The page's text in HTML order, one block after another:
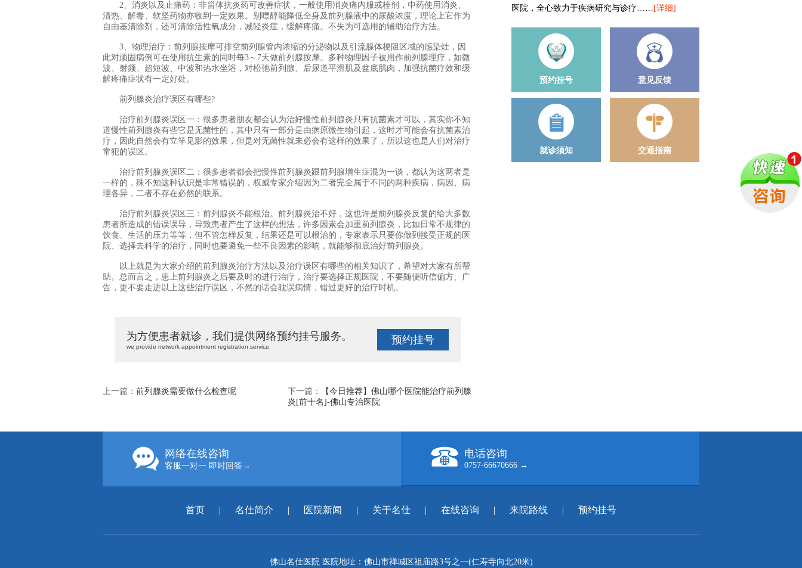
2、消炎以及止痛药：非甾体抗炎药可改善症状，一般使用消炎痛内服或栓剂，中药使用消炎、
清热、解毒、软坚药物亦收到一定效果。别嘌醇能降低全身及前列腺液中的尿酸浓度，理论上它作为
自由基清除剂，还可清除活性氧成分，减轻炎症，缓解疼痛。不失为可选用的辅助治疗方法。
3、物理治疗：前列腺按摩可排空前列腺管内浓缩的分泌物以及引流腺体梗阻区域的感染灶，因
此对顽固病例可在使用抗生素的同时每3～7天做前列腺按摩。多种物理因子被用作前列腺理疗，如微
波、射频、超短波、中波和热水坐浴，对松弛前列腺、后尿道平滑肌及盆底肌肉，加强抗菌疗效和缓
解疼痛症状有一定好处。
前列腺炎治疗误区有哪些?
治疗前列腺炎误区一：很多患者朋友都会认为治好慢性前列腺炎只有抗菌素才可以，其实你不知
道慢性前列腺炎有些它是无菌性的，其中只有一部分是由病原微生物引起，这时才可能会有抗菌素治
疗，因此自然会有立竿见影的效果，但是对无菌性就未必会有这样的效果了，所以这也是人们对治疗
常犯的误区。
治疗前列腺炎误区二：很多患者都会把慢性前列腺炎跟前列腺增生症混为一谈，都认为这两者是
一样的，殊不知这种认识是非常错误的，权威专家介绍因为二者完全属于不同的两种疾病，病因、病
理各异，二者不存在必然的联系。
治疗前列腺炎误区三：前列腺炎不能根治。前列腺炎治不好，这也许是前列腺炎反复的给大多数
患者所造成的错误误导，导致患者产生了这样的想法，许多因素会加重前列腺炎，比如日常不规律的
饮食、生活的压力等等，但不管怎样反复，结果还是可以根治的，专家表示只要你做到接受正规的医
院、选择去科学的治疗，同时也要避免一些不良因素的影响，就能够彻底治好前列腺炎。
以上就是为大家介绍的前列腺炎治疗方法以及治疗误区有哪些的相关知识了，希望对大家有所帮
助。总而言之，患上前列腺炎之后要及时的进行治疗，治疗要选择正规医院，不要随便听信偏方、广
告，更不要走进以上这些治疗误区，不然的话会耽误病情，错过更好的治疗时机。
为方便患者就诊，我们提供网络预约挂号服务。
we provide network appointment registration service.
预约挂号
上一篇： 前列腺炎需要做什么检查呢 下一篇：
【今日推荐】佛山哪个医院能治疗前列腺
炎[前十名]-佛山专治医院
医院，全心致力于疾病研究与诊疗…… [详细]
预约挂号 意见反馈
就诊须知 交通指南
网络在线咨询
客服一对一 即时回答→
电话咨询
0757-66670666 →
首页 | 名仕简介 | 医院新闻 | 关于名仕 | 在线咨询 | 来院路线 | 预约挂号
佛山名仕医院 医院地址：佛山市禅城区祖庙路3号之一(仁寿寺向北20米)